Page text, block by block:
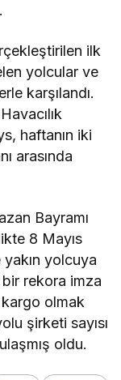
ilk
yolcular ve
karşılandı.
haftanın iki
arasında
Bayramı
8 Mayıs
yolcuya
bir rekora imza
kargo olmak
şirketi sayısı
oldu.